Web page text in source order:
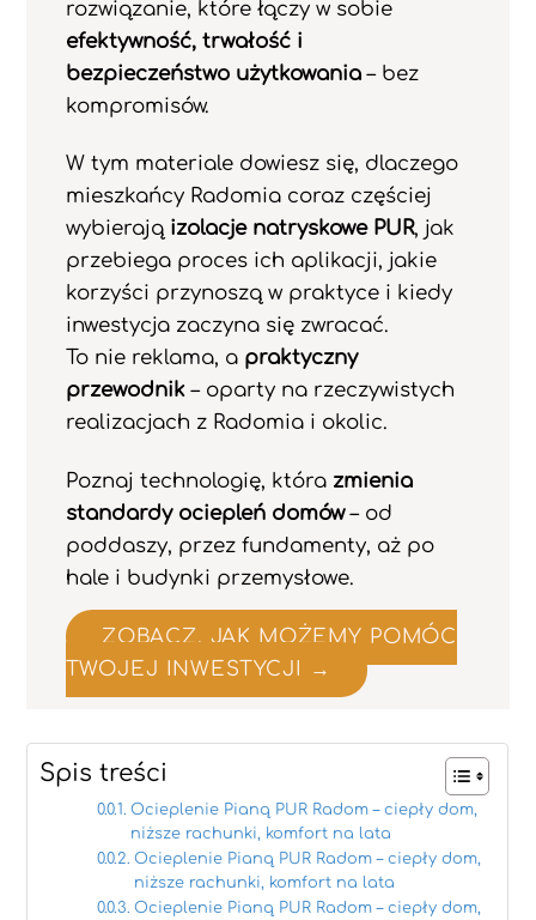
rozwiązanie, które łączy w sobie
efektywność, trwałość i
bezpieczeństwo użytkowania– bez
kompromisów.
W tym materiale dowiesz się, dlaczego
mieszkańcy Radomia coraz częściej
wybierają izolacje natryskowe PUR, jak
przebiega proces ich aplikacji, jakie
korzyści przynoszą w praktyce i kiedy
inwestycja zaczyna się zwracać.
To nie reklama, a praktyczny
przewodnik– oparty na rzeczywistych
realizacjach z Radomia i okolic.
Poznaj technologię, która zmienia
standardy ociepleń domów– od
poddaszy, przez fundamenty, aż po
hale i budynki przemysłowe.
ZOBACZ, JAK MOŻEMY POMÓC
TWOJEJ INWESTYCJI →
Spis treści
Ocieplenie Pianą PUR Radom – ciepły dom,
niższe rachunki, komfort na lata
Ocieplenie Pianą PUR Radom – ciepły dom,
niższe rachunki, komfort na lata
Ocieplenie Pianą PUR Radom – ciepły dom,